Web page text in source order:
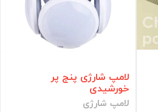
لامپ شارژی پنج پر
خورشیدی
لامپ شارژی